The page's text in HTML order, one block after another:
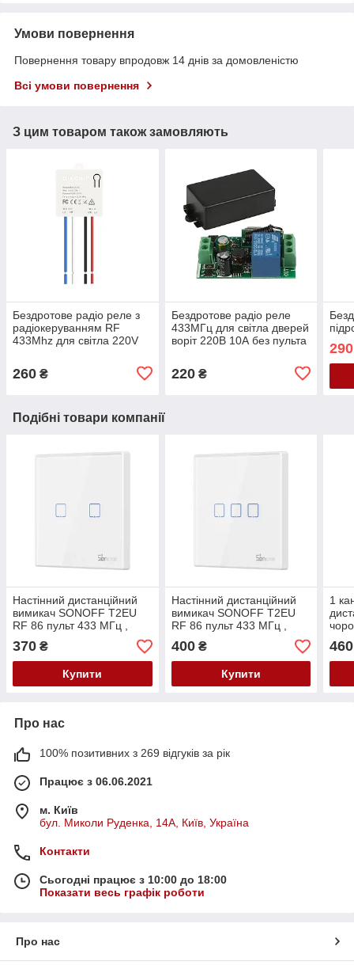
Умови повернення
Повернення товару впродовж 14 днів за домовленістю
Всі умови повернення
З цим товаром також замовляють
Бездротове радіо реле з
радіокеруванням RF
433Mhz для світла 220V
260 ₴
Бездротове радіо реле
433МГц для світла дверей
воріт 220В 10А без пульта
220₴
290
Подібні товари компанії
Настінний дистанційний
вимикач SONOFF T2EU
RF 86 пульт 433 МГц ,
Білий колір, Два канали
управління
370 ₴
Купити
Настінний дистанційний
вимикач SONOFF T2EU
RF 86 пульт 433 МГц ,
Білий колір, Три канали
управління
400₴
Купити
1
в
460
Про нас
100% позитивних з 269 відгуків за рік
Працює з 06.06.2021
м. Київ
бул. Миколи Руденка, 14А, Київ, Україна
Контакти
Сьогодні працює з 10:00 до 18:00
Показати весь графік роботи
Про нас